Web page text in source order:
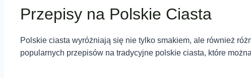
Przepisy na Polskie Ciasta
Polskie ciasta wyróżniają się nie tylko smakiem, ale również
popularnych przepisów na tradycyjne polskie ciasta, które